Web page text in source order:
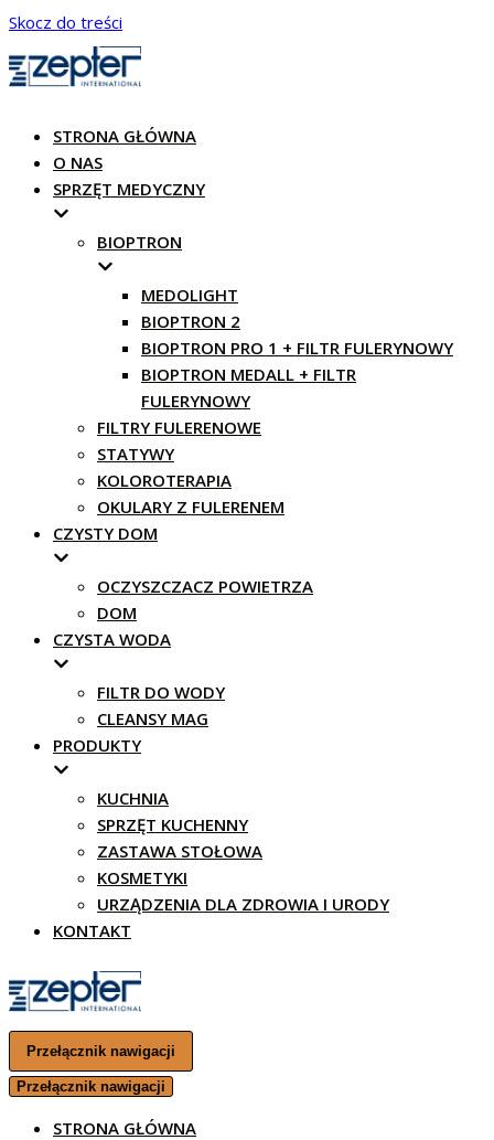
Skocz do treści
STRONA GŁÓWNA
O NAS
SPRZĘT MEDYCZNY
BIOPTRON
MEDOLIGHT
BIOPTRON 2
BIOPTRON PRO 1 + FILTR FULERYNOWY
BIOPTRON MEDALL + FILTR
FULERYNOWY
FILTRY FULERENOWE
STATYWY
KOLOROTERAPIA
OKULARY Z FULERENEM
CZYSTY DOM
OCZYSZCZACZ POWIETRZA
DOM
CZYSTA WODA
FILTR DO WODY
CLEANSY MAG
PRODUKTY
KUCHNIA
SPRZĘT KUCHENNY
ZASTAWA STOŁOWA
KOSMETYKI
URZĄDZENIA DLA ZDROWIA I URODY
KONTAKT
Przełącznik nawigacji
Przełącznik nawigacji
STRONA GŁÓWNA